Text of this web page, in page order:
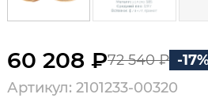
60 208 ₽72 540 ₽ -
Артикул: 2101233-00320